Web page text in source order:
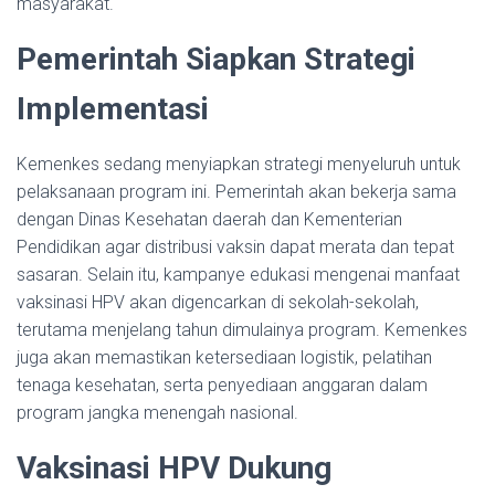
Pemerintah Siapkan Strategi
Implementasi
Kemenkes sedang menyiapkan strategi menyeluruh untuk
pelaksanaan program ini. Pemerintah akan bekerja sama
dengan Dinas Kesehatan daerah dan Kementerian
Pendidikan agar distribusi vaksin dapat merata dan tepat
sasaran. Selain itu, kampanye edukasi mengenai manfaat
vaksinasi HPV akan digencarkan di sekolah-sekolah,
terutama menjelang tahun dimulainya program. Kemenkes
juga akan memastikan ketersediaan logistik, pelatihan
tenaga kesehatan, serta penyediaan anggaran dalam
program jangka menengah nasional.
Vaksinasi HPV Dukung